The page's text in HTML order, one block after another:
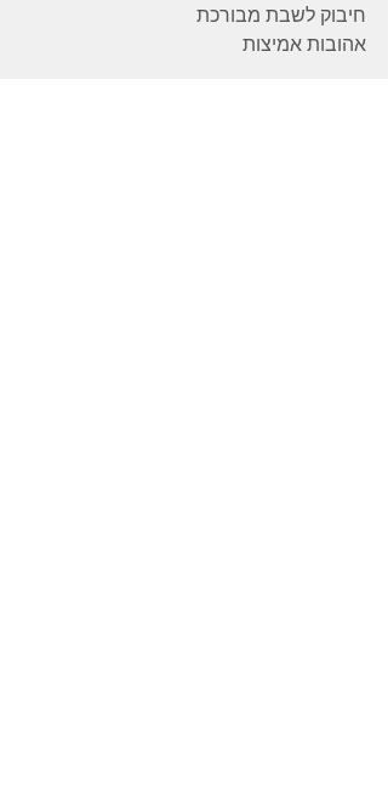
חיבוק לשבת מבורכת
אהובות אמיצות